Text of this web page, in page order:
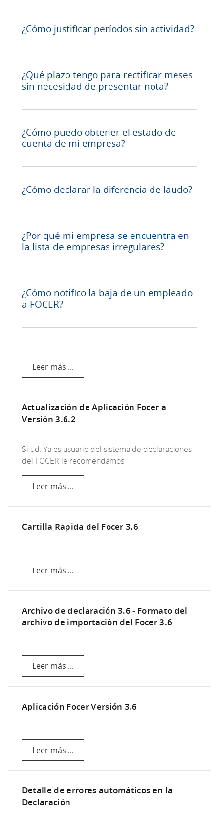
¿Cómo justificar períodos sin actividad?
¿Qué plazo tengo para rectificar meses
sin necesidad de presentar nota?
¿Cómo puedo obtener el estado de
cuenta de mi empresa?
¿Cómo declarar la diferencia de laudo?
¿Por qué mi empresa se encuentra en
la lista de empresas irregulares?
¿Cómo notifico la baja de un empleado
a FOCER?
Leer más ...
Actualización de Aplicación Focer a
Versión 3.6.2
Si ud. Ya es usuario del sistema de declaraciones
del FOCER le recomendamos
Leer más ...
Cartilla Rapida del Focer 3.6
Leer más ...
Archivo de declaración 3.6 - Formato del
archivo de importación del Focer 3.6
Leer más ...
Aplicación Focer Versión 3.6
Leer más ...
Detalle de errores automáticos en la
Declaración